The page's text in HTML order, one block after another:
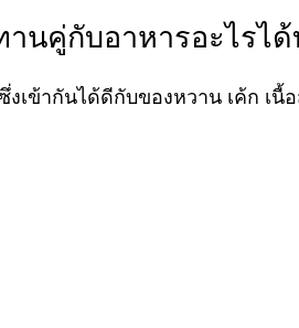
านคู่กับอาหารอะไรได้
เข้ากันได้ดีกับของหวาน เค้ก เนื้